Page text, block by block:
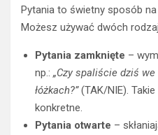
Pytania to świetny sposób
Możesz używać dwóch
Pytania zamknięte –
np.: „Czy spaliście dziś we
łóżkach?”(TAK/NIE).
konkretne.
Pytania otwarte –